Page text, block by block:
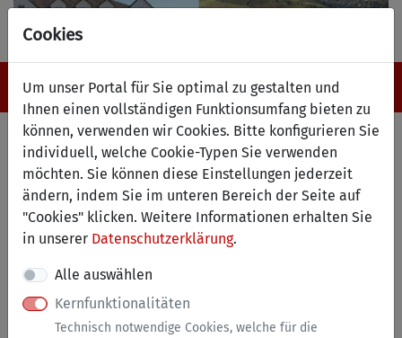
Cookies
Um unser Portal für Sie optimal zu gestalten und
Ihnen einen vollständigen Funktionsumfang bieten zu
können, verwenden wir Cookies. Bitte konfigurieren Sie
individuell, welche Cookie-Typen Sie verwenden
möchten. Sie können diese Einstellungen jederzeit
ändern, indem Sie im unteren Bereich der Seite auf
"Cookies" klicken. Weitere Informationen erhalten Sie
in unserer Datenschutzerklärung.
Alle auswählen
Kernfunktionalitäten
Technisch notwendige Cookies, welche für die
Navigation ein-/ausblenden
Menü
Anforderung von Urkunden
aus dem Sterberegister
Anmeldung erforderlich
Personen zur Verfügung. Bitte melden Sie sich mit
einem zentralen Nutzerkonto (